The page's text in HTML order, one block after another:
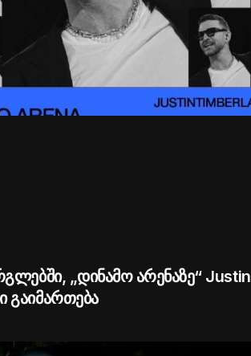
აღნიშნა პრემიერმა.
„დინამო არენაზე“ Justin
გაიმართება